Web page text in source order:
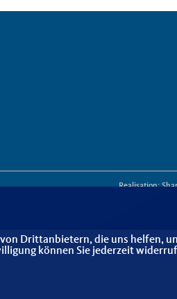
Realisation:
Drittanbietern, die uns helfen,
können Sie jederzeit